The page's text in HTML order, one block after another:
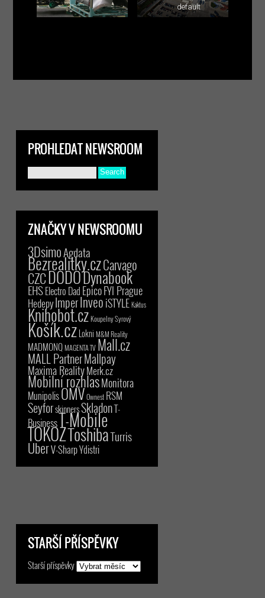
default
PROHLEDAT NEWSROOM
ZNAČKY V NEWSROOMU
3DsimoAgdata
Bezrealitky.czCarvago
CZCDODODynabook
EHSElectro Dad EpicoFYI Prague
HedepyImperInveoiSTYLE Kaktus
Knihobot.czKoupelny Syrový
Košík.czLokni M&M Reality
MADMONQMAGENTA TV Mall.cz
MALL PartnerMallpay
Maxima RealityMerk.cz
Mobilní rozhlasMonitora
MunipolisOMVOwnest RSM
SeyforskinnersSkladonT-
BusinessT-Mobile
TOKOZToshibaTurris
UberV-SharpYdistri
STARŠÍ PŘÍSPĚVKY
Starší příspěvky